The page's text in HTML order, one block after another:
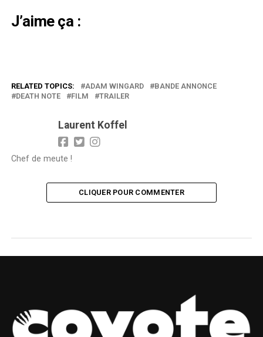
J’aime ça :
RELATED TOPICS: ADAM WINGARD
BANDE ANNONCE
DEATH NOTE
FILM TRAILER
Laurent Koffel
Chef de meute !
CLIQUER POUR COMMENTER